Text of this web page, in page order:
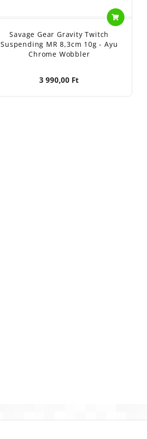
Savage Gear Gravity Twitch
Suspending MR 8,3cm 10g - Ayu
Chrome Wobbler
3 990,00 Ft